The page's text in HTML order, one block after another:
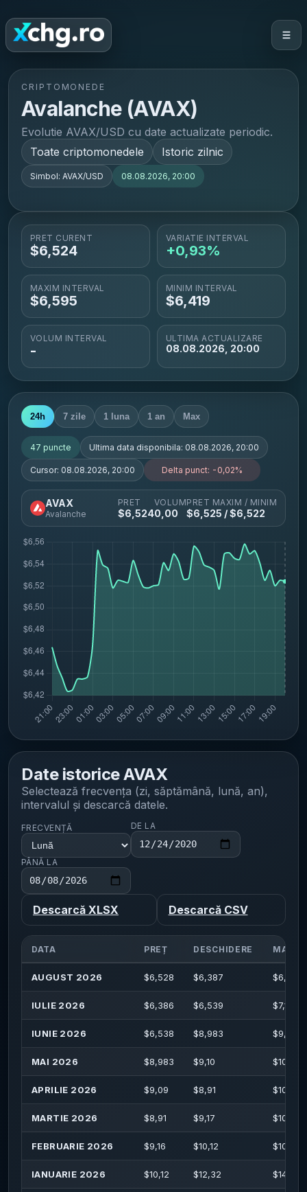
CRIPTOMONEDE
Avalanche (AVAX)
Evolutie AVAX/USD cu date actualizate periodic.
Toate criptomonedele
Istoric zilnic
Simbol: AVAX/USD 08.08.2026, 20:00
PRET CURENT
$6,524
VARIATIE INTERVAL
+0,93%
MAXIM INTERVAL
$6,595
MINIM INTERVAL
$6,419
VOLUM INTERVAL
-
ULTIMA ACTUALIZARE
08.08.2026, 20:00
24h 7 zile 1 luna 1 an Max
47 puncte Ultima data disponibila: 08.08.2026, 20:00
Cursor: 08.08.2026, 20:00 Delta punct: -0,02%
AVAX
Avalanche
PRET
$6,524
VOLUM
0,00
PRET MAXIM / MINIM
$6,525 / $6,522
Date istoriceAVAX
Selectează frecvența (zi, săptămână, lună, an),
intervalul și descarcă datele.
FRECVENȚĂ DE LA
PÂNĂ LA
Descarcă XLSX Descarcă CSV
DATA PREȚ DESCHIDERE MAXIM
AUGUST 2026 $6,528 $6,387 $6,987
IULIE 2026 $6,386 $6,539 $7,115
IUNIE 2026 $6,538 $8,983 $9,074
MAI 2026 $8,983 $9,10 $10,49
APRILIE 2026 $9,09 $8,91 $10,01
MARTIE 2026 $8,91 $9,17 $10,55
FEBRUARIE 2026 $9,16 $10,12 $10,34
IANUARIE 2026 $10,12 $12,32 $14,95